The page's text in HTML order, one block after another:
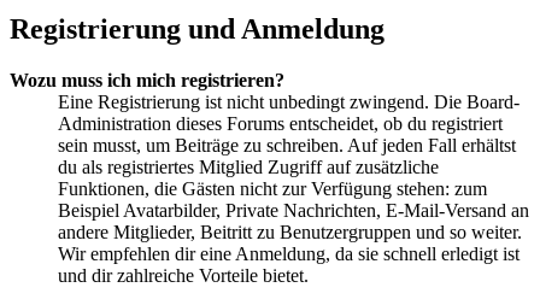
Registrierung und Anmeldung
Wozu muss ich mich registrieren?
Eine Registrierung ist nicht unbedingt zwingend. Die Board-
Administration dieses Forums entscheidet, ob du registriert
sein musst, um Beiträge zu schreiben. Auf jeden Fall erhältst
du als registriertes Mitglied Zugriff auf zusätzliche
Funktionen, die Gästen nicht zur Verfügung stehen: zum
Beispiel Avatarbilder, Private Nachrichten, E-Mail-Versand an
andere Mitglieder, Beitritt zu Benutzergruppen und so weiter.
Wir empfehlen dir eine Anmeldung, da sie schnell erledigt ist
und dir zahlreiche Vorteile bietet.